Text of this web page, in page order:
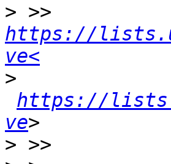
>
https://
ve<
>
https://
ve
>